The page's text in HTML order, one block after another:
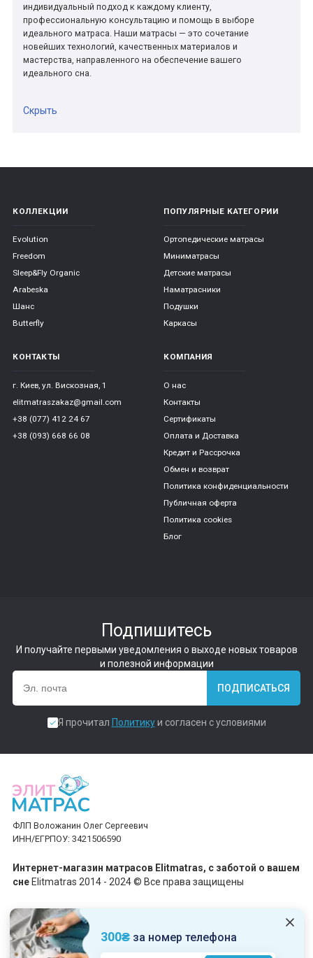
индивидуальный подход к каждому клиенту,
профессиональную консультацию и помощь в выборе
идеального матраса. Наши матрасы — это сочетание
новейших технологий, качественных материалов и
мастерства, направленного на обеспечение вашего
идеального сна.
Скрыть
300₴за номер телефона
КОЛЛЕКЦИИ
Evolution
Freedom
Sleep&Fly Organic
Arabeska
Шанс
Butterfly
ПОПУЛЯРНЫЕ КАТЕГОРИИ
Ортопедические матрасы
Миниматрасы
Детские матрасы
Наматрасники
Подушки
Каркасы
КОНТАКТЫ
г. Киев, ул. Вискозная, 1
elitmatraszakaz@gmail.com
+38 (077) 412 24 67
+38 (093) 668 66 08
КОМПАНИЯ
О нас
Контакты
Сертификаты
Оплата и Доставка
Кредит и Рассрочка
Обмен и возврат
Политика конфиденциальности
Публичная оферта
Политика cookies
Блог
Подпишитесь
И получайте первыми уведомления о выходе новых товаров
и полезной информации
ПОДПИСАТЬСЯ
Я прочитал Политикуи согласен с условиями
ФЛП Воложанин Олег Сергеевич
ИНН/ЕГРПОУ: 3421506590
Интернет-магазин матрасов Elitmatras, c заботой о вашем
сне Elitmatras 2014 - 2024 © Все права защищены
Принимаем платежи